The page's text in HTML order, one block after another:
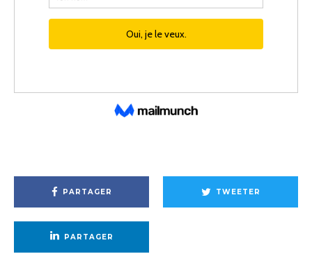
PARTAGER TWEETER
PARTAGER